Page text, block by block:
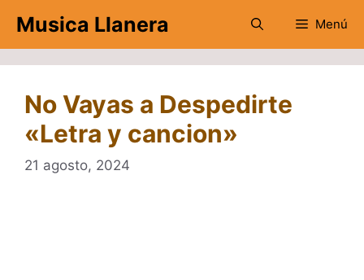
contenido
Musica Llanera Menú
No Vayas a Despedirte
«Letra y cancion»
21 agosto, 2024